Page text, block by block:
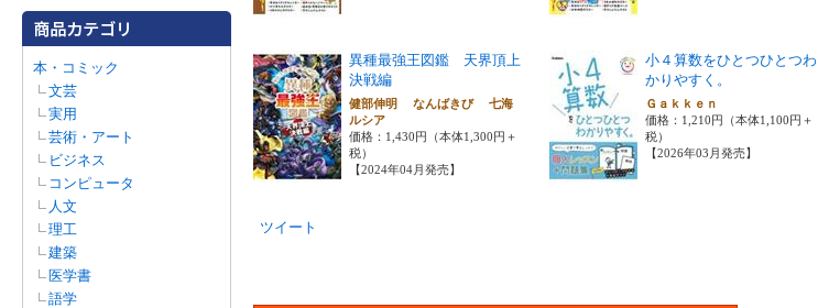
本・コミック
文芸
実用
芸術・アート
ビジネス
コンピュータ
人文
理工
建築
医学書
語学
異種最強王図鑑 天界頂上
決戦編
健部伸明 なんばきび 七海
ルシア
価格：1,430円（本体1,300円＋
税）
【2024年04月発売】
小４算数をひとつひとつわ
かりやすく。
Ｇａｋｋｅｎ
価格：1,210円（本体1,100円＋
税）
【2026年03月発売】
ツイート